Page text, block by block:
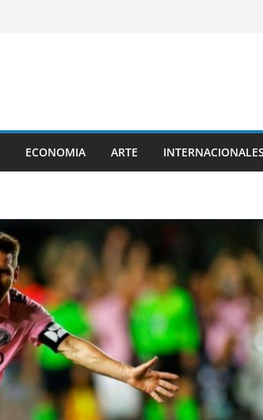
ECONOMIA ARTE INTERNACIONALES